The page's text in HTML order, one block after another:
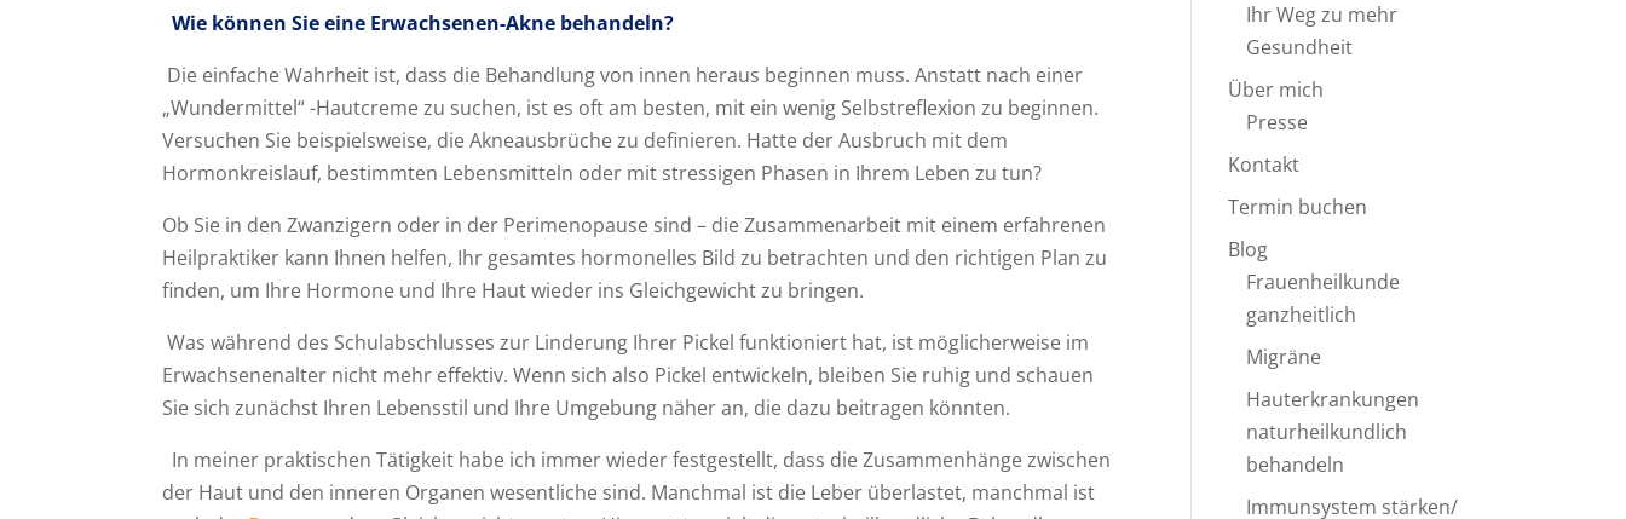
Wie können Sie eine Erwachsenen-Akne behandeln?
Die einfache Wahrheit ist, dass die Behandlung von innen heraus beginnen muss. Anstatt nach einer
„Wundermittel“ -Hautcreme zu suchen, ist es oft am besten, mit ein wenig Selbstreflexion zu beginnen.
Versuchen Sie beispielsweise, die Akneausbrüche zu definieren. Hatte der Ausbruch mit dem
Hormonkreislauf, bestimmten Lebensmitteln oder mit stressigen Phasen in Ihrem Leben zu tun?
Ob Sie in den Zwanzigern oder in der Perimenopause sind – die Zusammenarbeit mit einem erfahrenen
Heilpraktiker kann Ihnen helfen, Ihr gesamtes hormonelles Bild zu betrachten und den richtigen Plan zu
finden, um Ihre Hormone und Ihre Haut wieder ins Gleichgewicht zu bringen.
Was während des Schulabschlusses zur Linderung Ihrer Pickel funktioniert hat, ist möglicherweise im
Erwachsenenalter nicht mehr effektiv. Wenn sich also Pickel entwickeln, bleiben Sie ruhig und schauen
Sie sich zunächst Ihren Lebensstil und Ihre Umgebung näher an, die dazu beitragen könnten.
In meiner praktischen Tätigkeit habe ich immer wieder festgestellt, dass die Zusammenhänge zwischen
der Haut und den inneren Organen wesentliche sind. Manchmal ist die Leber überlastet, manchmal ist
Ihr Weg zu mehr
Gesundheit
Über mich
Presse
Kontakt
Termin buchen
Blog
Frauenheilkunde
ganzheitlich
Migräne
Hauterkrankungen
naturheilkundlich
behandeln
Immunsystem stärken/